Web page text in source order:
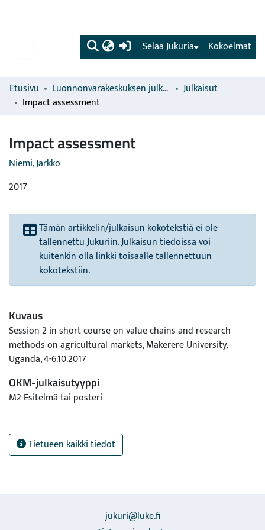
(current) Kokoelmat
Selaa Jukuria
Etusivu Luonnonvarakeskuksen julkaisut
Julkaisut
Impact assessment
Impact assessment
Niemi, Jarkko
2017
Tämän artikkelin/julkaisun kokotekstiä ei ole
tallennettu Jukuriin. Julkaisun tiedoissa voi
kuitenkin olla linkki toisaalle tallennettuun
kokotekstiin.
Kuvaus
Session 2 in short course on value chains and research
methods on agricultural markets, Makerere University,
Uganda, 4-6.10.2017
OKM-julkaisutyyppi
M2 Esitelmä tai posteri
Tietueen kaikki tiedot
jukuri@luke.fi